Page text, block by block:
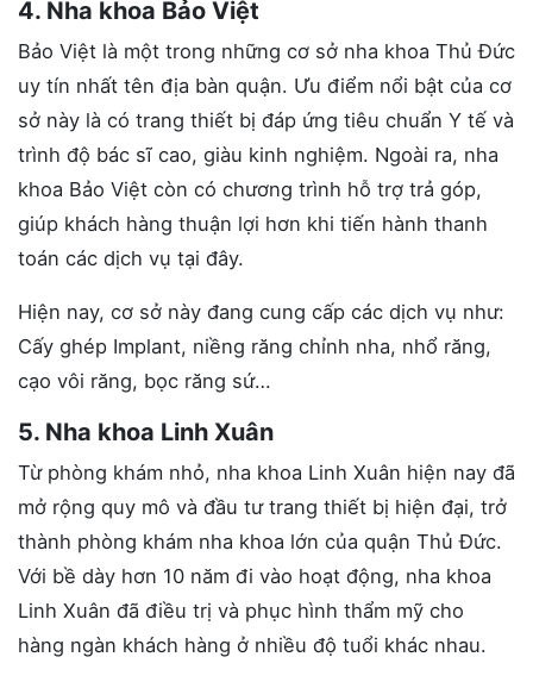
4. Nha khoa Bảo Việt
Bảo Việt là một trong những cơ sở nha khoa Thủ Đức
uy tín nhất tên địa bàn quận. Ưu điểm nổi bật của cơ
sở này là có trang thiết bị đáp ứng tiêu chuẩn Y tế và
trình độ bác sĩ cao, giàu kinh nghiệm. Ngoài ra, nha
khoa Bảo Việt còn có chương trình hỗ trợ trả góp,
giúp khách hàng thuận lợi hơn khi tiến hành thanh
toán các dịch vụ tại đây.
Hiện nay, cơ sở này đang cung cấp các dịch vụ như:
Cấy ghép Implant, niềng răng chỉnh nha, nhổ răng,
cạo vôi răng, bọc răng sứ…
5. Nha khoa Linh Xuân
Từ phòng khám nhỏ, nha khoa Linh Xuân hiện nay đã
mở rộng quy mô và đầu tư trang thiết bị hiện đại, trở
thành phòng khám nha khoa lớn của quận Thủ Đức.
Với bề dày hơn 10 năm đi vào hoạt động, nha khoa
Linh Xuân đã điều trị và phục hình thẩm mỹ cho
hàng ngàn khách hàng ở nhiều độ tuổi khác nhau.